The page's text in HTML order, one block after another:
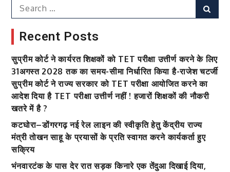
Search
for:
Recent Posts
सुप्रीम कोर्ट ने कार्यरत शिक्षकों को TET परीक्षा उत्तीर्ण करने के लिए
31अगस्त 2028 तक का समय-सीमा निर्धारित किया है-राजेश चटर्जी
सुप्रीम कोर्ट ने राज्य सरकार को TET परीक्षा आयोजित करने का
आदेश दिया है TET परीक्षा उत्तीर्ण नहीं ! हजारों शिक्षकों की नौकरी
खतरे में है ?
कटघोरा–डोंगरगढ़ नई रेल लाइन की स्वीकृति हेतु केंद्रीय राज्य
मंत्री तोखन साहू के प्रयासों के प्रति स्वागत करने कार्यकर्ता हुए
सक्रिय
भंनवारटंक के पास देर रात सड़क किनारे एक तेंदुआ दिखाई दिया,